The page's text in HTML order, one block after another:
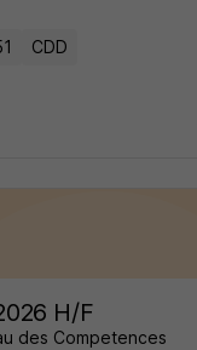
CDD
H/F
des Competences